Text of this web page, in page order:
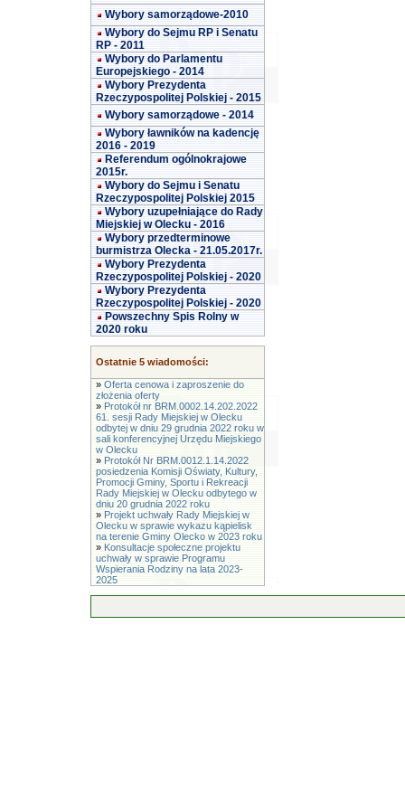
Wybory samorządowe-2010
Wybory do Sejmu RP i Senatu
RP - 2011
Wybory do Parlamentu
Europejskiego - 2014
Wybory Prezydenta
Rzeczypospolitej Polskiej - 2015
Wybory samorządowe - 2014
Wybory ławników na kadencję
2016 - 2019
Referendum ogólnokrajowe
2015r.
Wybory do Sejmu i Senatu
Rzeczypospolitej Polskiej 2015
Wybory uzupełniające do Rady
Miejskiej w Olecku - 2016
Wybory przedterminowe
burmistrza Olecka - 21.05.2017r.
Wybory Prezydenta
Rzeczypospolitej Polskiej - 2020
Wybory Prezydenta
Rzeczypospolitej Polskiej - 2020
Powszechny Spis Rolny w
2020 roku
Ostatnie 5 wiadomości:
» Oferta cenowa i zaproszenie do
złożenia oferty
» Protokół nr BRM.0002.14.202.2022
61. sesji Rady Miejskiej w Olecku
odbytej w dniu 29 grudnia 2022 roku w
sali konferencyjnej Urzędu Miejskiego
w Olecku
» Protokół Nr BRM.0012.1.14.2022
posiedzenia Komisji Oświaty, Kultury,
Promocji Gminy, Sportu i Rekreacji
Rady Miejskiej w Olecku odbytego w
dniu 20 grudnia 2022 roku
» Projekt uchwały Rady Miejskiej w
Olecku w sprawie wykazu kąpielisk
na terenie Gminy Olecko w 2023 roku
» Konsultacje społeczne projektu
uchwały w sprawie Programu
Wspierania Rodziny na lata 2023-
2025